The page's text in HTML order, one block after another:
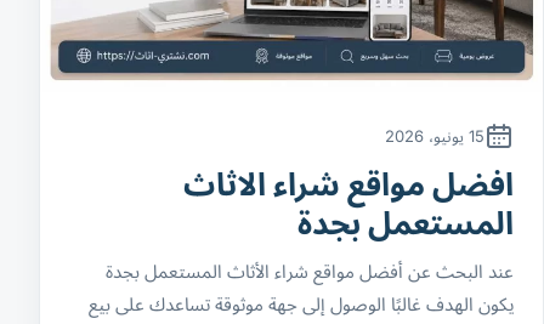
15 يونيو، 2026
افضل مواقع شراء الاثاث
المستعمل بجدة
عند البحث عن أفضل مواقع شراء الأثاث المستعمل بجدة
يكون الهدف غالبًا الوصول إلى جهة موثوقة تساعدك على بيع